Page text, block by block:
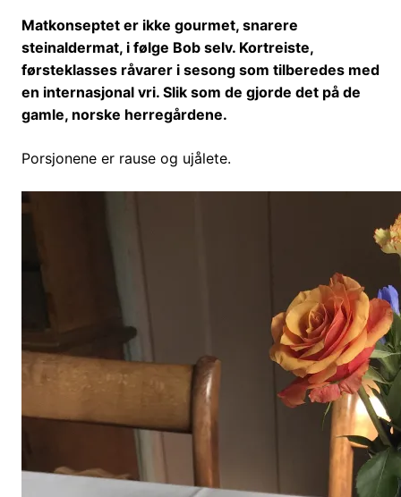
Matkonseptet er ikke gourmet, snarere
steinaldermat, i følge Bob selv. Kortreiste,
førsteklasses råvarer i sesong som tilberedes med
en internasjonal vri. Slik som de gjorde det på de
gamle, norske herregårdene.
Porsjonene er rause og ujålete.